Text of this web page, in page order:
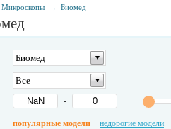
Микроскопы → Биомед
Биомед
Все
-
популярные модели недорогие модели